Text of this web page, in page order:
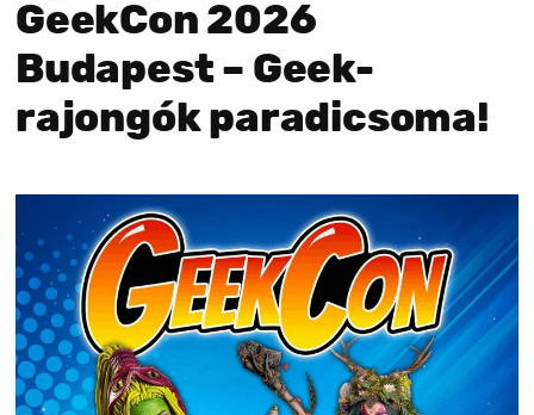
GeekCon 2026
Budapest – Geek-
rajongók paradicsoma!